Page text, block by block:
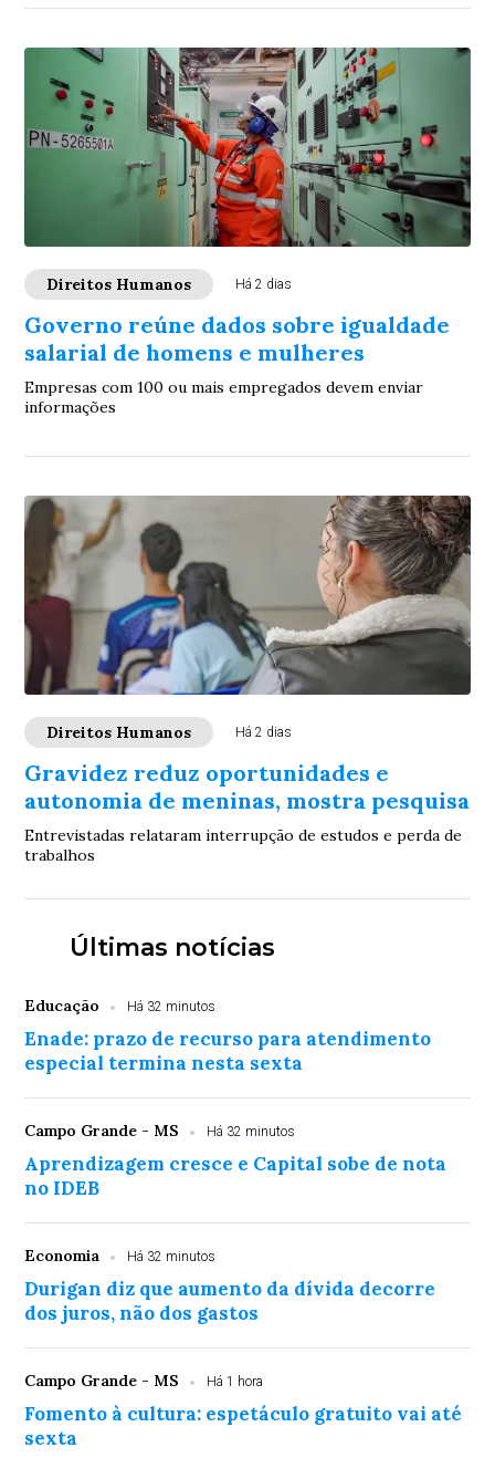
Direitos Humanos Há 2 dias
Governo reúne dados sobre igualdade
salarial de homens e mulheres
Empresas com 100 ou mais empregados devem enviar
informações
Direitos Humanos Há 2 dias
Gravidez reduz oportunidades e
autonomia de meninas, mostra pesquisa
Entrevistadas relataram interrupção de estudos e perda de
trabalhos
Últimas notícias
Educação Há 32 minutos
Enade: prazo de recurso para atendimento
especial termina nesta sexta
Campo Grande - MS Há 32 minutos
Aprendizagem cresce e Capital sobe de nota
no IDEB
Economia Há 32 minutos
Durigan diz que aumento da dívida decorre
dos juros, não dos gastos
Campo Grande - MS Há 1 hora
Fomento à cultura: espetáculo gratuito vai até
sexta